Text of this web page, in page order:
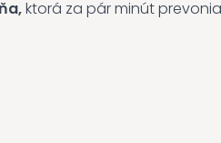
ktorá za pár minút